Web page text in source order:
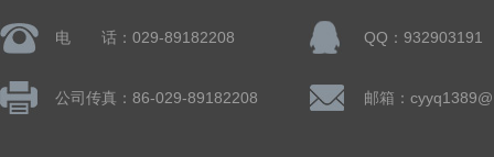
电 话：029-89182208 QQ：932903191
公司传真：86-029-89182208 邮箱：